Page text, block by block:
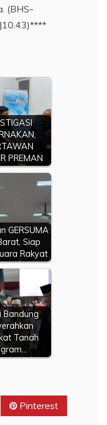
(BHS-
PREMAN
GERSUMA
Siap
Rakyat
Bandung
Tanah
Pinterest